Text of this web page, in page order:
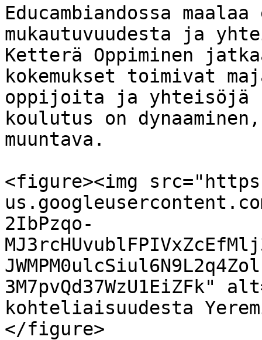
Educambiandossa
mukautuvuudesta ja
Ketterä Oppiminen
kokemukset toimivat
oppijoita ja yhteisöjä
koulutus on
muuntava.
<figure><img
2IbPzqo-
3M7pvQd37WzU1EiZFk"
kohteliaisuudesta
</figure>